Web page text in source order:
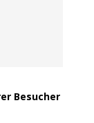
Besucher